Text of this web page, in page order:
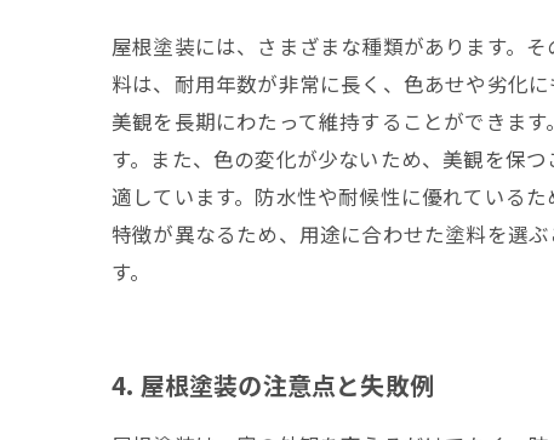
屋根塗装には、さまざまな種類があります。
料は、耐用年数が非常に長く、色あせや劣化
美観を長期にわたって維持することができま
す。また、色の変化が少ないため、美観を保
適しています。防水性や耐候性に優れている
特徴が異なるため、用途に合わせた塗料を選
す。
4. 屋根塗装の注意点と失敗例